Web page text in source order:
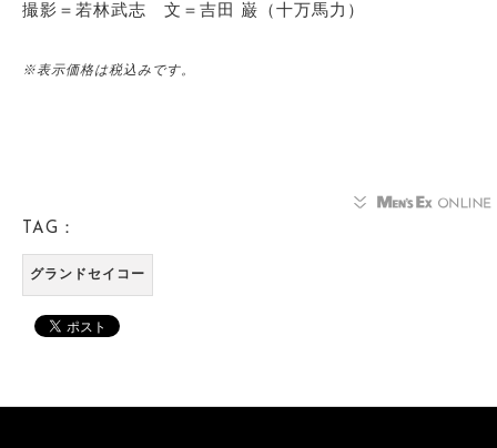
撮影＝若林武志 文＝吉田 巌（十万馬力）
※表示価格は税込みです。
TAG：
グランドセイコー